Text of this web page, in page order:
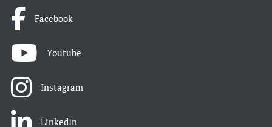
Facebook
Youtube
Instagram
LinkedIn